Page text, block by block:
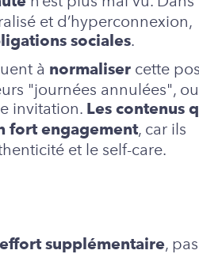
et d’hyperconnexion,
sociales.
à normaliser cette
"journées annulées", ou
invitation. Les contenus
fort engagement, car ils
et le self-care.
supplémentaire,